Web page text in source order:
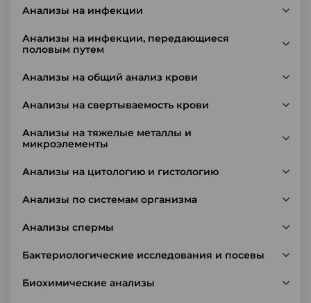
Анализы на инфекции
Анализы на инфекции, передающиеся
половым путем
Анализы на общий анализ крови
Анализы на свертываемость крови
Анализы на тяжелые металлы и
микроэлементы
Анализы на цитологию и гистологию
Анализы по системам организма
Анализы спермы
Бактериологические исследования и посевы
Биохимические анализы